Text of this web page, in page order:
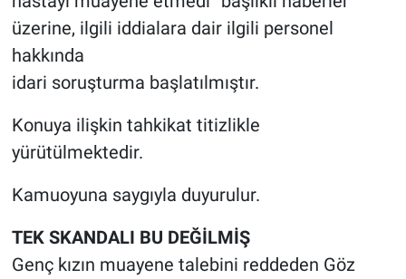
üzerine, ilgili iddialara dair ilgili personel
hakkında
idari soruşturma başlatılmıştır.
Konuya ilişkin tahkikat titizlikle
yürütülmektedir.
Kamuoyuna saygıyla duyurulur.
TEK SKANDALI BU DEĞİLMİŞ
Genç kızın muayene talebini reddeden Göz
Türkiye'nin Geleceği
Türkiye'nin Gündemi
Yerel Gündem